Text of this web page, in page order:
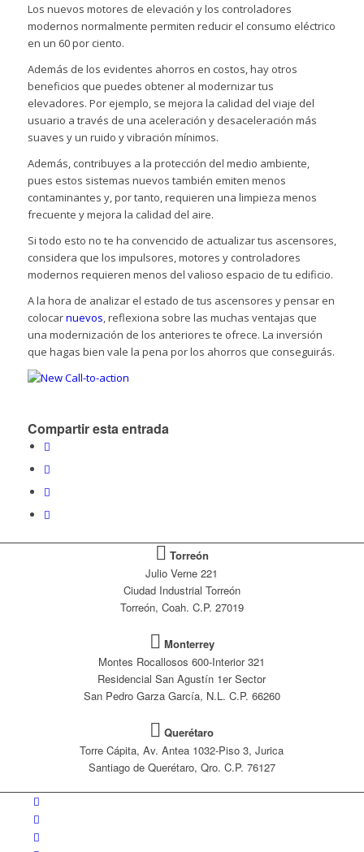
Los nuevos motores de elevación y los controladores
modernos normalmente permiten reducir el consumo eléctrico
en un 60 por ciento.
Además de los evidentes ahorros en costos, hay otros
beneficios que puedes obtener al modernizar tus
elevadores. Por ejemplo, se mejora la calidad del viaje del
usuario a través de una aceleración y desaceleración más
suaves y un ruido y vibración mínimos.
Además, contribuyes a la protección del medio ambiente,
pues estos sistemas nuevos también emiten menos
contaminantes y, por tanto, requieren una limpieza menos
frecuente y mejora la calidad del aire.
Si todo esto no te ha convencido de actualizar tus ascensores,
considera que los impulsores, motores y controladores
modernos requieren menos del valioso espacio de tu edificio.
A la hora de analizar el estado de tus ascensores y pensar en
colocarnuevos, reflexiona sobre las muchas ventajas que
una modernización de los anteriores te ofrece. La inversión
que hagas bien vale la pena por los ahorros que conseguirás.
Compartir esta entrada
Torreón
Julio Verne 221
Ciudad Industrial Torreón
Torreón, Coah. C.P. 27019
Monterrey
Montes Rocallosos 600-Interior 321
Residencial San Agustín 1er Sector
San Pedro Garza García, N.L. C.P. 66260
Querétaro
Torre Cápita, Av. Antea 1032-Piso 3, Jurica
Santiago de Querétaro, Qro. C.P. 76127